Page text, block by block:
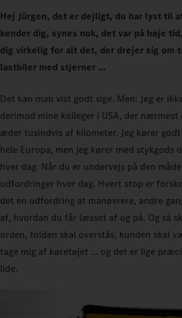
Hej Jürgen, det er dejligt, du har lyst til
kender dig, synes nok, det var på høje
dig virkelig for alt det, der drejer sig om
lastbiler med stjerner …
Det kan man vist godt sige. Men: Jeg er
derimod mine kolleger i USA, der
æder tusindvis af kilometer. Jeg kører godt
hele Europa, men jeg kører med stykgods
hver dag. Når du er undervejs på den
udfordringer hver dag. Hvert stop er
det en udfordring at manøvrere, andre
af, hvordan du får læsset af og på. Og så
orden, tolden skal overstås, kunden skal
tage mig af køretøjet ... og det er lige
lide.